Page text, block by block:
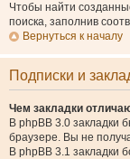
Чтобы найти
поиска, заполнив
Вернуться к началу
Подписки и
Чем закладки
В phpBB 3.0 закладки
браузере. Вы не
В phpBB 3.1 закладки